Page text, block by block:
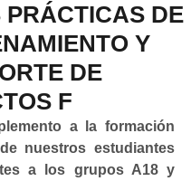
PRÁCTICAS DE
Y
DE
F
a la formación
nuestros estudiantes
a los grupos A18 y